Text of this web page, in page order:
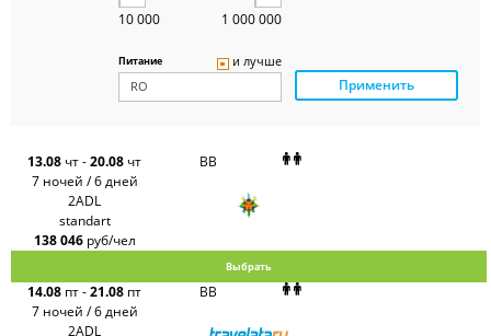
Alean
Sunmar
PlanTravel
FUN&SUN
ex TUI
Крымская
Волна
Russian
Интурист
10 000 1 000 000
Питание и лучше
Применить
13.08 чт-20.08 чт
7 ночей / 6 дней
BB
2ADL
standart
138 046 руб/чел
Выбрать
14.08 пт-21.08 пт
7 ночей / 6 дней
BB
2ADL